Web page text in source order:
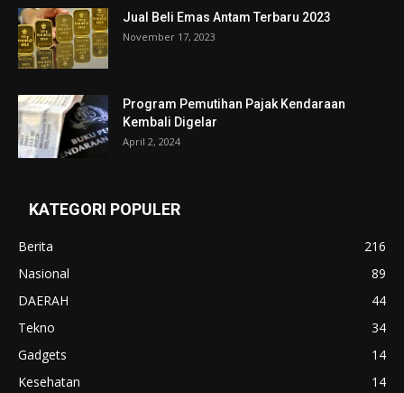
Jual Beli Emas Antam Terbaru 2023
November 17, 2023
Program Pemutihan Pajak Kendaraan
Kembali Digelar
April 2, 2024
KATEGORI POPULER
Berita
216
Nasional
89
DAERAH
44
Tekno
34
Gadgets
14
Kesehatan
14